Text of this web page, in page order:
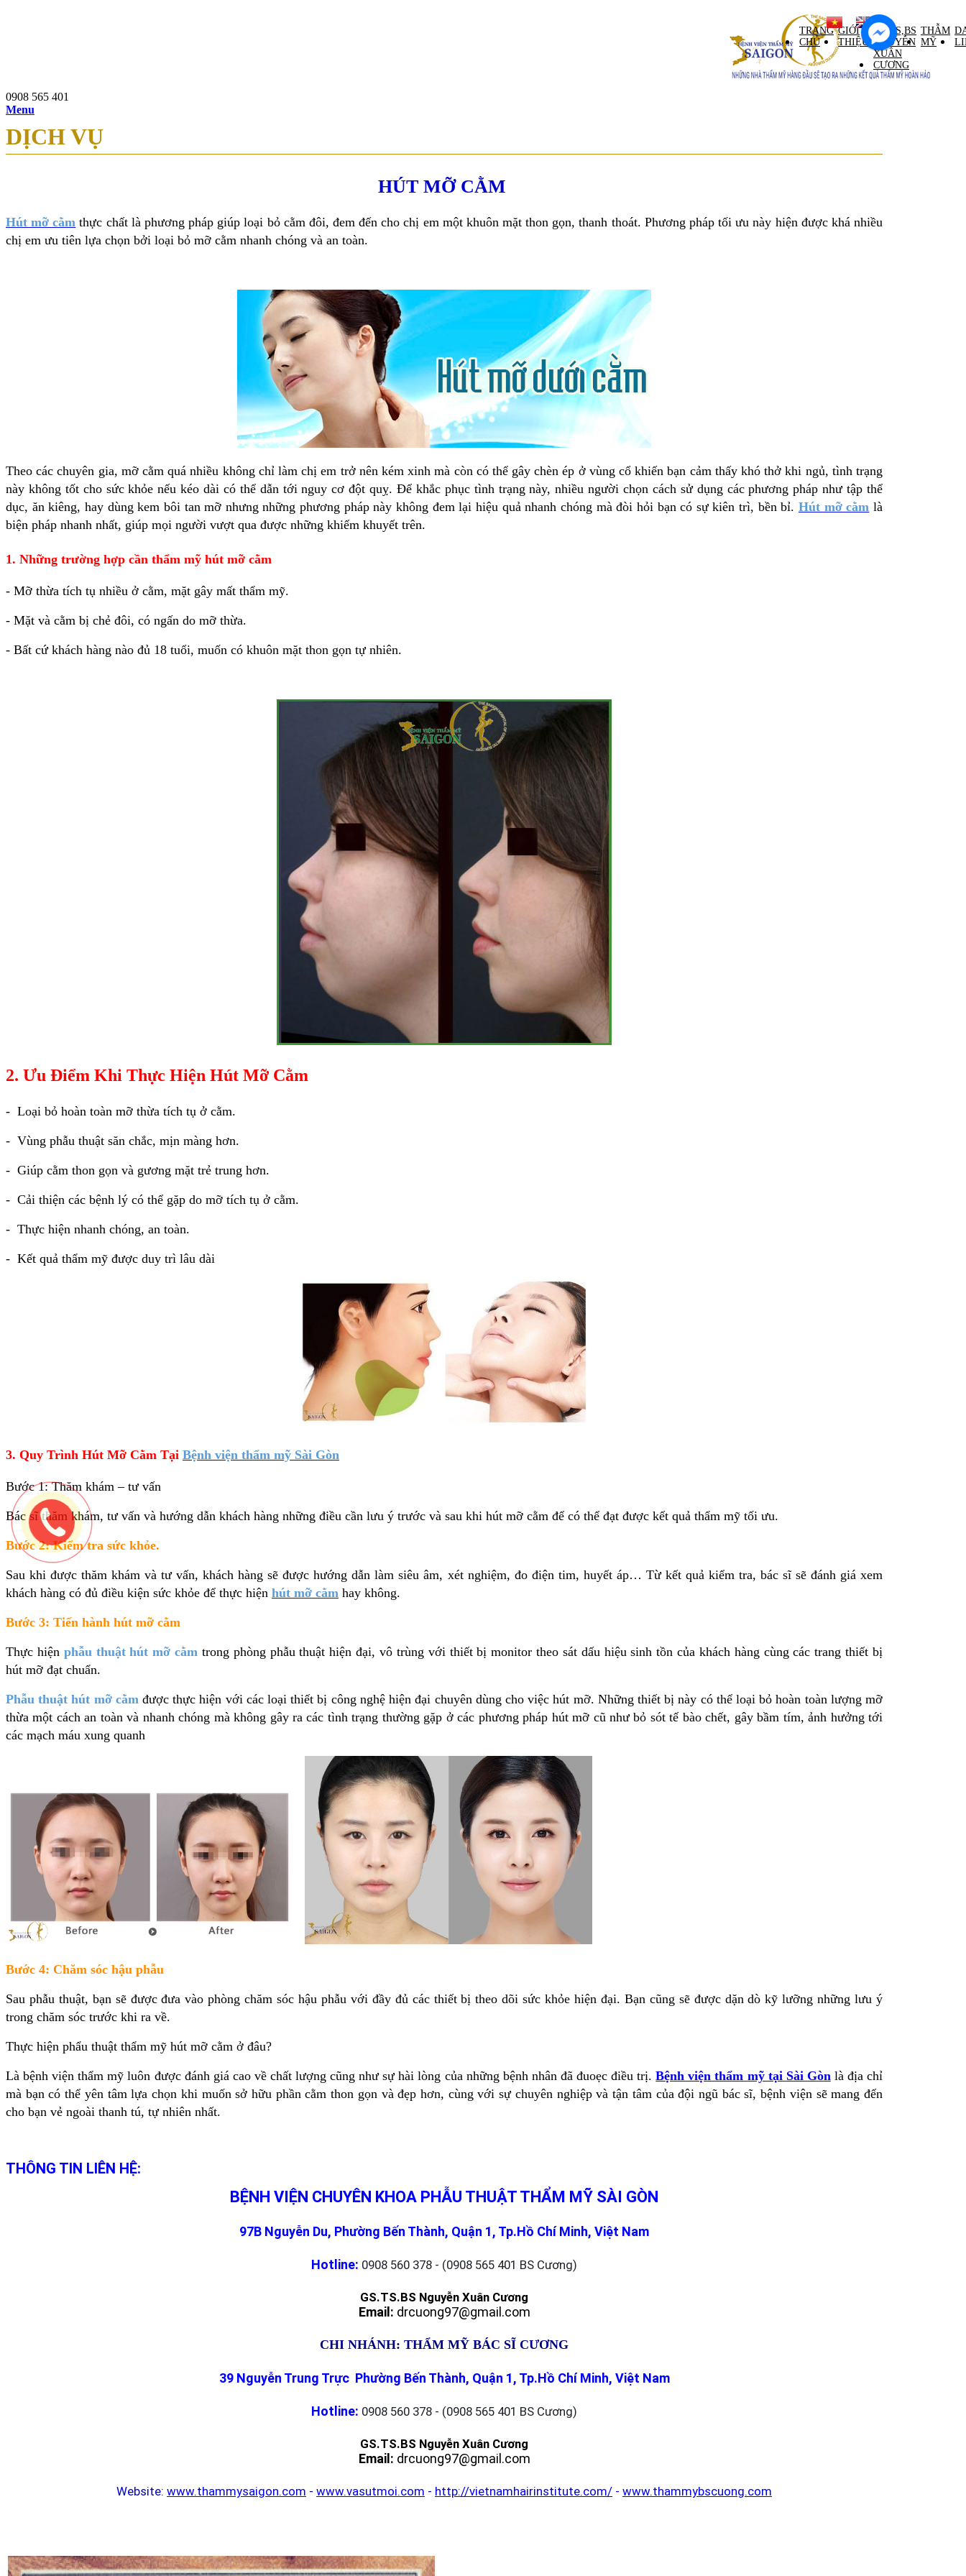
TRANG
CHỦ
GIỚI
THIỆU
GS,TS,BS
NGUYỄN
XUÂN
CƯƠNG
THẪM
MỸ
0908 565 401
Menu
DỊCH VỤ
HÚT MỠ CẰM
Hút mỡ cằm thực chất là phương pháp giúp loại bỏ cằm đôi, đem đến cho chị em một khuôn mặt thon gọn, thanh thoát. Phương pháp tối ưu này hiện được khá nhiều
chị em ưu tiên lựa chọn bởi loại bỏ mỡ cằm nhanh chóng và an toàn.
Theo các chuyên gia, mỡ cằm quá nhiều không chỉ làm chị em trở nên kém xinh mà còn có thể gây chèn ép ở vùng cổ khiến bạn cảm thấy khó thở khi ngủ, tình trạng
này không tốt cho sức khỏe nếu kéo dài có thể dẫn tới nguy cơ đột quỵ. Để khắc phục tình trạng này, nhiều người chọn cách sử dụng các phương pháp như tập thể
dục, ăn kiêng, hay dùng kem bôi tan mỡ nhưng những phương pháp này không đem lại hiệu quả nhanh chóng mà đòi hỏi bạn có sự kiên trì, bền bỉ.Hút mỡ cằm là
biện pháp nhanh nhất, giúp mọi người vượt qua được những khiếm khuyết trên.
1. Những trường hợp cần thẩm mỹ hút mỡ cằm
- Mỡ thừa tích tụ nhiều ở cằm, mặt gây mất thẩm mỹ.
- Mặt và cằm bị chẻ đôi, có ngấn do mỡ thừa.
- Bất cứ khách hàng nào đủ 18 tuổi, muốn có khuôn mặt thon gọn tự nhiên.
2. Ưu Điểm Khi Thực Hiện Hút Mỡ Cằm
- Loại bỏ hoàn toàn mỡ thừa tích tụ ở cằm.
- Vùng phẫu thuật săn chắc, mịn màng hơn.
- Giúp cằm thon gọn và gương mặt trẻ trung hơn.
- Cải thiện các bệnh lý có thể gặp do mỡ tích tụ ở cằm.
- Thực hiện nhanh chóng, an toàn.
- Kết quả thẩm mỹ được duy trì lâu dài
3. Quy Trình Hút Mỡ Cằm Tại Bệnh viện thẩm mỹ Sài Gòn
Bước 1: Thăm khám – tư vấn
Bác sĩ thăm khám, tư vấn và hướng dẫn khách hàng những điều cần lưu ý trước và sau khi hút mỡ cằm để có thể đạt được kết quả thẩm mỹ tối ưu.
Bước 2: Kiểm tra sức khỏe.
Sau khi được thăm khám và tư vấn, khách hàng sẽ được hướng dẫn làm siêu âm, xét nghiệm, đo điện tim, huyết áp… Từ kết quả kiểm tra, bác sĩ sẽ đánh giá xem
khách hàng có đủ điều kiện sức khỏe để thực hiện hút mỡ cằm hay không.
Bước 3: Tiến hành hút mỡ cằm
Thực hiện phẫu thuật hút mỡ cằm trong phòng phẫu thuật hiện đại, vô trùng với thiết bị monitor theo sát dấu hiệu sinh tồn của khách hàng cùng các trang thiết bị
hút mỡ đạt chuẩn.
Phẫu thuật hút mỡ cằm được thực hiện với các loại thiết bị công nghệ hiện đại chuyên dùng cho việc hút mỡ. Những thiết bị này có thể loại bỏ hoàn toàn lượng mỡ
thừa một cách an toàn và nhanh chóng mà không gây ra các tình trạng thường gặp ở các phương pháp hút mỡ cũ như bỏ sót tế bào chết, gây bầm tím, ảnh hưởng tới
các mạch máu xung quanh
Bước 4: Chăm sóc hậu phẫu
Sau phẫu thuật, bạn sẽ được đưa vào phòng chăm sóc hậu phẫu với đầy đủ các thiết bị theo dõi sức khỏe hiện đại. Bạn cũng sẽ được dặn dò kỹ lưỡng những lưu ý
trong chăm sóc trước khi ra về.
Thực hiện phẩu thuật thẩm mỹ hút mỡ cằm ở đâu?
Là bệnh viện thẩm mỹ luôn được đánh giá cao về chất lượng cũng như sự hài lòng của những bệnh nhân đã đuoẹc điều trị. Bệnh viện thẩm mỹ tại Sài Gòn là địa chỉ
mà bạn có thể yên tâm lựa chọn khi muốn sở hữu phần cằm thon gọn và đẹp hơn, cùng với sự chuyên nghiệp và tận tâm của đội ngũ bác sĩ, bệnh viện sẽ mang đến
cho bạn vẻ ngoài thanh tú, tự nhiên nhất.
THÔNG TIN LIÊN HỆ:
BỆNH VIỆN CHUYÊN KHOA PHẪU THUẬT THẨM MỸ SÀI GÒN
97B Nguyễn Du, Phường Bến Thành, Quận 1, Tp.Hồ Chí Minh, Việt Nam
Hotline: 0908 560 378 - (0908 565 401 BS Cương)
GS.TS.BS Nguyễn Xuân Cương
Email: drcuong97@gmail.com
CHI NHÁNH: THẨM MỸ BÁC SĨ CƯƠNG
39 Nguyễn Trung Trực Phường Bến Thành, Quận 1, Tp.Hồ Chí Minh, Việt Nam
Hotline: 0908 560 378 - (0908 565 401 BS Cương)
GS.TS.BS Nguyễn Xuân Cương
Email: drcuong97@gmail.com
Website: www.thammysaigon.com - www.vasutmoi.com - http://vietnamhairinstitute.com/ - www.thammybscuong.com